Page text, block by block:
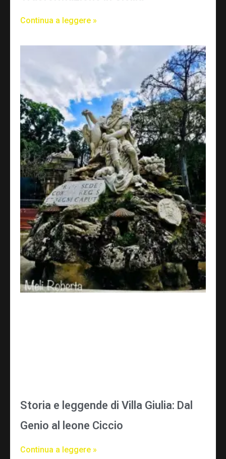
Continua a leggere »
Storia e leggende di Villa Giulia: Dal
Genio al leone Ciccio
Continua a leggere »